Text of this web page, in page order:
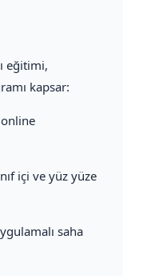
eğitimi,
kapsar:
içi ve yüz yüze
saha